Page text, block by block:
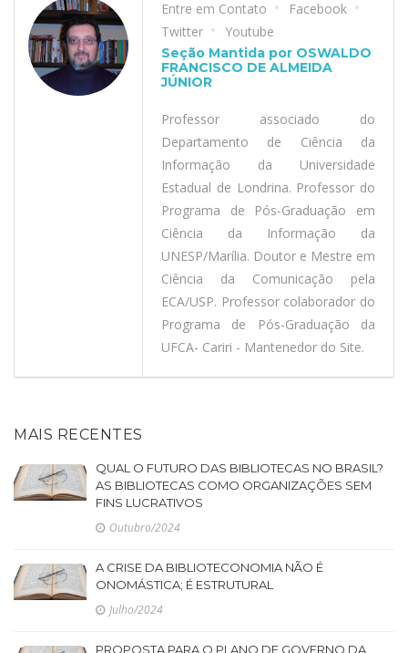
Entre em Contato
Facebook
Twitter
Youtube
Seção Mantida por OSWALDO
FRANCISCO DE ALMEIDA
JÚNIOR
Professor associado do
Departamento de Ciência da
Informação da Universidade
Estadual de Londrina. Professor do
Programa de Pós-Graduação em
Ciência da Informação da
UNESP/Marília. Doutor e Mestre em
Ciência da Comunicação pela
ECA/USP. Professor colaborador do
Programa de Pós-Graduação da
UFCA- Cariri - Mantenedor do Site.
MAIS RECENTES
QUAL O FUTURO DAS BIBLIOTECAS NO BRASIL?
AS BIBLIOTECAS COMO ORGANIZAÇÕES SEM
FINS LUCRATIVOS
Outubro/2024
A CRISE DA BIBLIOTECONOMIA NÃO É
ONOMÁSTICA; É ESTRUTURAL
Julho/2024
PROPOSTA PARA O PLANO DE GOVERNO DA